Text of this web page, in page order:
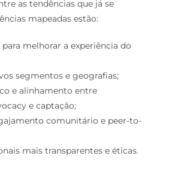
mapeadas estão:
segmentos e geografias;
e alinhamento entre
e captação;
comunitário e peer-to-
mais transparentes e éticas.